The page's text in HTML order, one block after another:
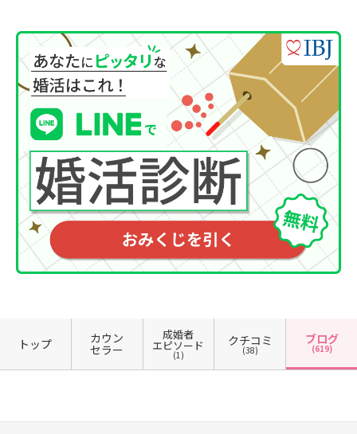
トップ カウン
セラー
成婚者
エピソード
(1)
クチコミ
(38)
ブログ
(619)